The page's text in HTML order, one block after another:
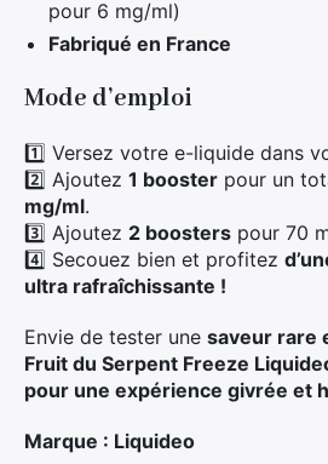
pour 6 mg/ml)
Fabriqué en France
Mode d’emploi
1️⃣ Versez votre e-liquide dans
2️⃣ Ajoutez 1 booster pour un
mg/ml.
3️⃣ Ajoutez 2 boosters pour 70
4️⃣ Secouez bien et profitez
ultra rafraîchissante !
Envie de tester une saveur rare
Fruit du Serpent Freeze
pour une expérience givrée et
Marque : Liquideo